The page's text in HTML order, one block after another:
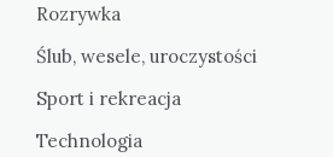
Rozrywka
Ślub, wesele, uroczystości
Sport i rekreacja
Technologia